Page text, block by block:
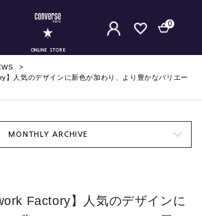
ONLINE STORE
0
】人気のデザインに新色が加わり、より豊かなバリエー
MONTHLY ARCHIVE
Factory】人気のデザインに